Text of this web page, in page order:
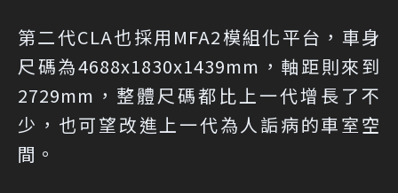
第二代CLA也採用MFA2模組化平台，車身
尺碼為4688x1830x1439mm，軸距則來到
2729mm，整體尺碼都比上一代增長了不
少，也可望改進上一代為人詬病的車室空
間。